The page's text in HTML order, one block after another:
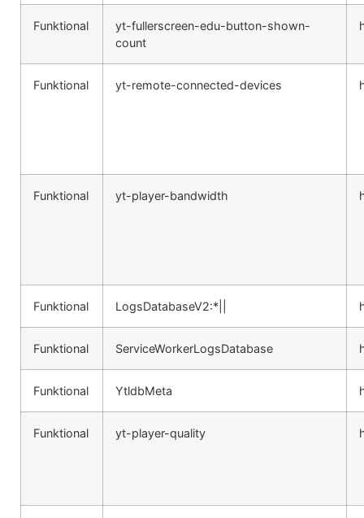
Funktional
yt-fullerscreen-edu-button-shown-
count
Funktional yt-remote-connected-devices
Funktional yt-player-bandwidth
Funktional LogsDatabaseV2:*||
Funktional ServiceWorkerLogsDatabase
Funktional YtldbMeta
Funktional yt-player-quality